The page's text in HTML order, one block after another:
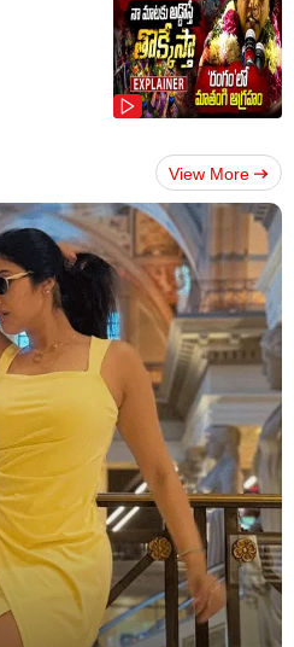
View More